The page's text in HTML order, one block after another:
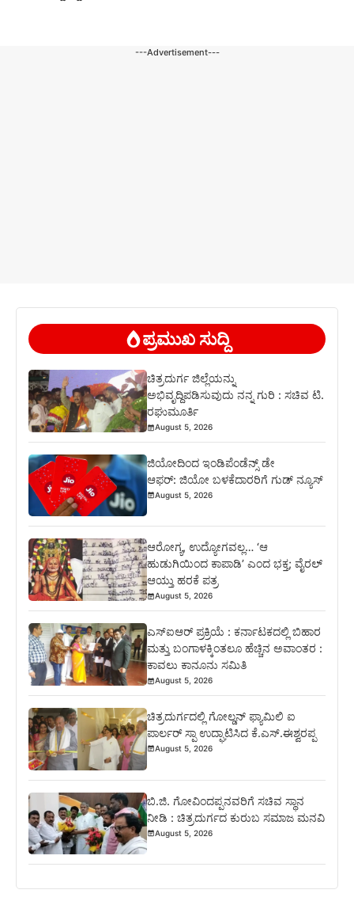
---Advertisement---
ಪ್ರಮುಖ ಸುದ್ದಿ
ಚಿತ್ರದುರ್ಗ ಜಿಲ್ಲೆಯನ್ನು
ಅಭಿವೃದ್ದಿಪಡಿಸುವುದು ನನ್ನ ಗುರಿ : ಸಚಿವ ಟಿ.
ರಘುಮೂರ್ತಿ
August 5, 2026
ಜಿಯೋದಿಂದ ಇಂಡಿಪೆಂಡೆನ್ಸ್ ಡೇ
ಆಫರ್: ಜಿಯೋ ಬಳಕೆದಾರರಿಗೆ ಗುಡ್ ನ್ಯೂಸ್
August 5, 2026
ಆರೋಗ್ಯ, ಉದ್ಯೋಗವಲ್ಲ… ‘ಆ
ಹುಡುಗಿಯಿಂದ ಕಾಪಾಡಿ’ ಎಂದ ಭಕ್ತ; ವೈರಲ್
ಆಯ್ತು ಹರಕೆ ಪತ್ರ
August 5, 2026
ಎಸ್‍ಐಆರ್ ಪ್ರಕ್ರಿಯೆ : ಕರ್ನಾಟಕದಲ್ಲಿ ಬಿಹಾರ
ಮತ್ತು ಬಂಗಾಳಕ್ಕಿಂತಲೂ ಹೆಚ್ಚಿನ ಅವಾಂತರ :
ಕಾವಲು ಕಾನೂನು ಸಮಿತಿ
August 5, 2026
ಚಿತ್ರದುರ್ಗದಲ್ಲಿ ಗೋಲ್ಡನ್ ಫ್ಯಾಮಿಲಿ ಐ
ಪಾರ್ಲರ್ ಸ್ಪಾ ಉದ್ಘಾಟಿಸಿದ ಕೆ.ಎಸ್.ಈಶ್ವರಪ್ಪ
August 5, 2026
ಬಿ.ಜಿ. ಗೋವಿಂದಪ್ಪನವರಿಗೆ ಸಚಿವ ಸ್ಥಾನ
ನೀಡಿ : ಚಿತ್ರದುರ್ಗದ ಕುರುಬ ಸಮಾಜ ಮನವಿ
August 5, 2026